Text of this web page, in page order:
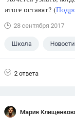
итоге оставят? (
28 сентября 2017
Школа Новости
2 ответа
Мария